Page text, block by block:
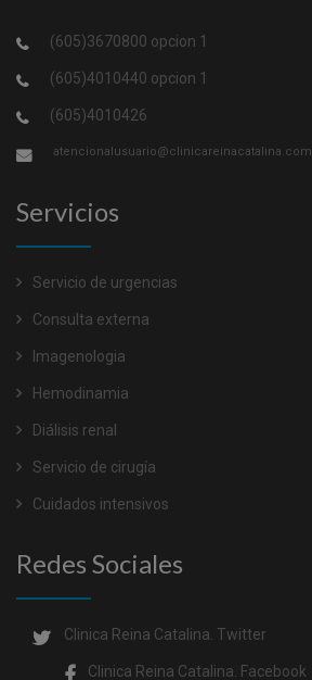
(605)3670800 opcion 1
(605)4010440 opcion 1
(605)4010426
atencionalusuario@clinicareinacatalina.com
Servicios
Servicio de urgencias
Consulta externa
Imagenologia
Hemodinamia
Diálisis renal
Servicio de cirugía
Cuidados intensivos
Redes Sociales
Clinica Reina Catalina. Twitter
Clinica Reina Catalina. Facebook